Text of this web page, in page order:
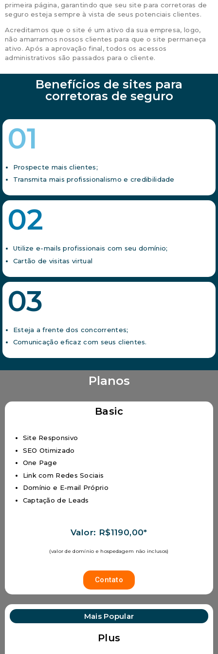
primeira página, garantindo que seu site para corretoras de
seguro esteja sempre à vista de seus potenciais clientes.
Acreditamos que o site é um ativo da sua empresa, logo,
não amarramos nossos clientes para que o site permaneça
ativo. Após a aprovação final, todos os acessos
administrativos são passados para o cliente.
Benefícios de sites para
corretoras de seguro
01
Prospecte mais clientes;
Transmita mais profissionalismo e credibilidade
02
Utilize e-mails profissionais com seu domínio;
Cartão de visitas virtual
03
Esteja a frente dos concorrentes;
Comunicação eficaz com seus clientes.
Planos
Basic
Site Responsivo
SEO Otimizado
One Page
Link com Redes Sociais
Domínio e E-mail Próprio
Captação de Leads
Valor: R$1190,00*
(valor de domínio e hospedagem não inclusos)
Contato
Mais Popular
Plus